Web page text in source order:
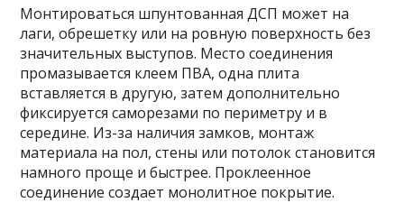
Монтироваться шпунтованная ДСП может на
лаги, обрешетку или на ровную поверхность без
значительных выступов. Место соединения
промазывается клеем ПВА, одна плита
вставляется в другую, затем дополнительно
фиксируется саморезами по периметру и в
середине. Из-за наличия замков, монтаж
материала на пол, стены или потолок становится
намного проще и быстрее. Проклеенное
соединение создает монолитное покрытие.